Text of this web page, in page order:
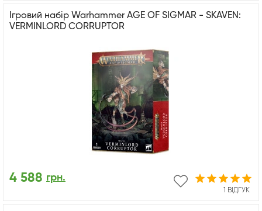
Ігровий набір Warhammer AGE OF SIGMAR - SKAVEN:
VERMINLORD CORRUPTOR
1 ВІДГУК
4 588 грн.